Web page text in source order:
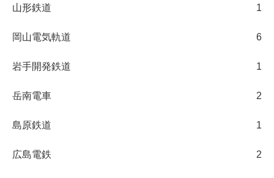
山形鉄道 1
岡山電気軌道 6
岩手開発鉄道 1
岳南電車 2
島原鉄道 1
広島電鉄 2